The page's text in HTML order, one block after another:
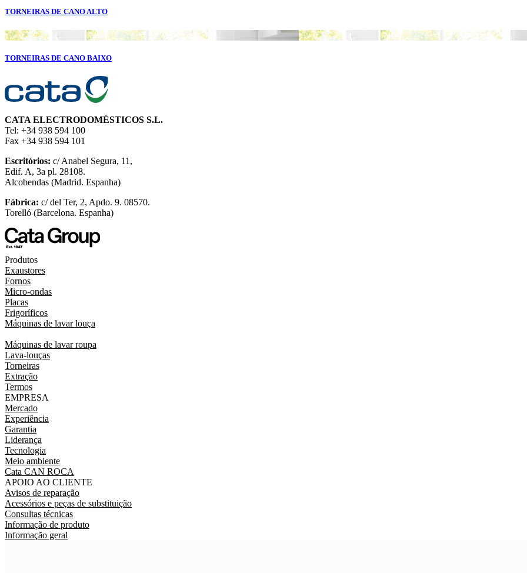
TORNEIRAS DE CANO ALTO
TORNEIRAS DE CANO BAIXO
CATA ELECTRODOMÉSTICOS S.L.
Tel: +34 938 594 100
Fax +34 938 594 101
Escritórios: c/ Anabel Segura, 11,
Edif. A, 3a pl. 28108.
Alcobendas (Madrid. Espanha)
Fábrica: c/ del Ter, 2, Apdo. 9. 08570.
Torelló (Barcelona. Espanha)
Produtos
Exaustores
Fornos
Micro-ondas
Placas
Frigoríficos
Máquinas de lavar louça
Máquinas de lavar roupa
Lava-louças
Torneiras
Extração
Termos
EMPRESA
Mercado
Experiência
Garantia
Liderança
Tecnologia
Meio ambiente
Cata CAN ROCA
APOIO AO CLIENTE
Avisos de reparação
Acessórios e peças de substituição
Consultas técnicas
Informação de produto
Informação geral